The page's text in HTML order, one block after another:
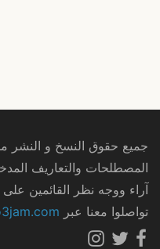
جميع حقوق النسخ و النشر محفوظة
المصطلحات والتعاريف
آراء ووجه نظر القائمين على
تواصلوا معنا عبر